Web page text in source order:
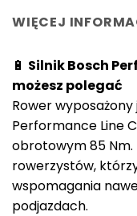
WIĘCEJ
🔋 Silnik Bosch
możesz polegać
Rower
Performance Line
obrotowym 85
rowerzystów,
wspomagania
podjazdach.